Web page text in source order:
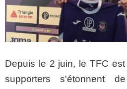
Depuis le 2 juin, le TFC
supporters s'étonnent